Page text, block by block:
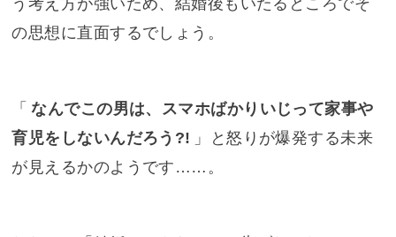
の思想に直面するでしょう。
「 なんでこの男は、スマホばかりいじって家事や
育児をしないんだろう?! 」と怒りが爆発する未来
が見えるかのようです……。